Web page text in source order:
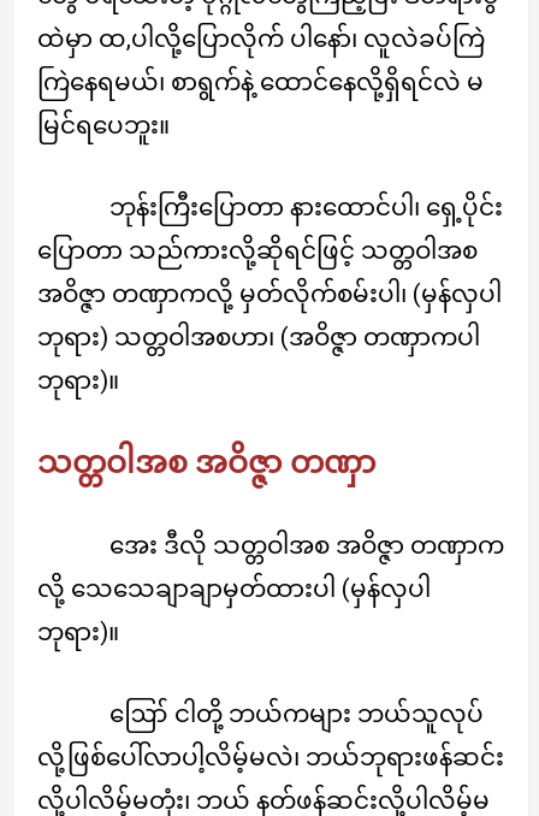
ထဲမှာ ထ,ပါလို့ပြောလိုက် ပါနော်၊ လူလဲခပ်ကြဲ
ကြဲနေရမယ်၊ စာရွက်နဲ့ ထောင်နေလို့ရှိရင်လဲ မ
မြင်ရပေဘူး။
ဘုန်းကြီးပြောတာ နားထောင်ပါ၊ ရှေ့ပိုင်း
ပြောတာ သည်ကားလို့ဆိုရင်ဖြင့် သတ္တဝါအစ
အဝိဇ္ဇာ တဏှာကလို့ မှတ်လိုက်စမ်းပါ၊ (မှန်လှပါ
ဘုရား) သတ္တဝါအစဟာ၊ (အဝိဇ္ဇာ တဏှာကပါ
ဘုရား)။
သတ္တဝါအစ အဝိဇ္ဇာ တဏှာ
အေး ဒီလို သတ္တဝါအစ အဝိဇ္ဇာ တဏှာက
လို့ သေသေချာချာမှတ်ထားပါ (မှန်လှပါ
ဘုရား)။
ဪ ငါတို့ ဘယ်ကများ ဘယ်သူလုပ်
လို့ဖြစ်ပေါ်လာပါ့လိမ့်မလဲ၊ ဘယ်ဘုရားဖန်ဆင်း
လို့ပါလိမ့်မတုံး၊ ဘယ် နတ်ဖန်ဆင်းလို့ပါလိမ့်မ